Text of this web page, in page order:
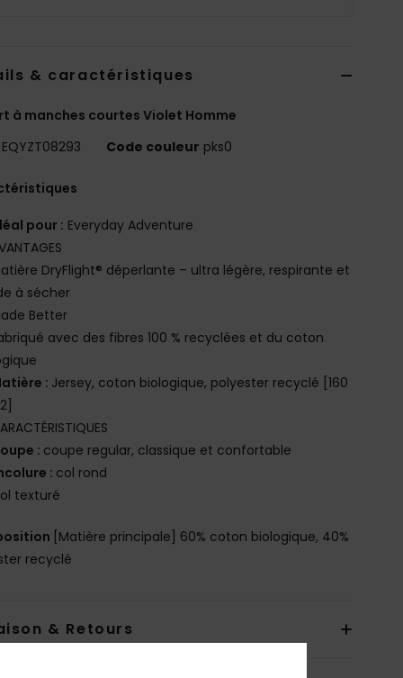
& caractéristiques
à manches courtes Violet Homme
EQYZT08293 Code couleur pks0
pour : Everyday Adventure
DryFlight® déperlante – ultra légère, respirante et
à sécher
Better
avec des fibres 100 % recyclées et du coton
: Jersey, coton biologique, polyester recyclé [160
: coupe regular, classique et confortable
: col rond
texturé
[Matière principale] 60% coton biologique, 40%
recyclé
& Retours